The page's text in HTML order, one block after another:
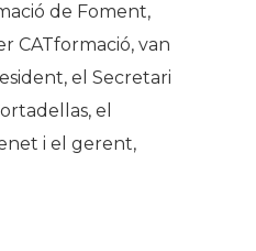
de Foment,
CATformació, van
el Secretari
el
i el gerent,